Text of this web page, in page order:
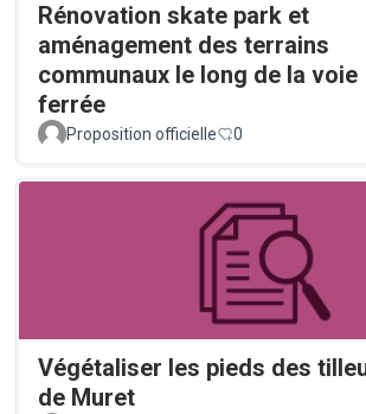
Rénovation skate park et
aménagement des terrains
communaux le long de la voie
ferrée
Proposition officielle 0
Végétaliser les pieds des
de Muret